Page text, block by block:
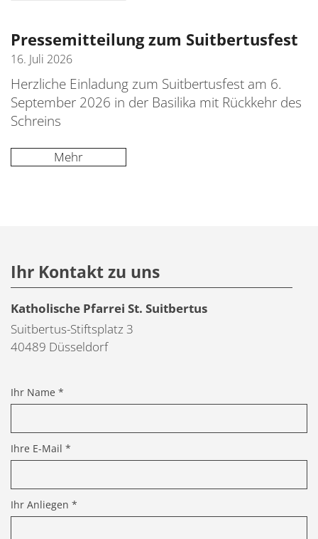
Pressemitteilung zum Suitbertusfest
16. Juli 2026
Herzliche Einladung zum Suitbertusfest am 6.
September 2026 in der Basilika mit Rückkehr des
Schreins
Mehr
Ihr Name *
Ihre E-Mail *
Ihr Anliegen *
Ihr Kontakt zu uns
Katholische Pfarrei St. Suitbertus
Suitbertus-Stiftsplatz 3
40489 Düsseldorf